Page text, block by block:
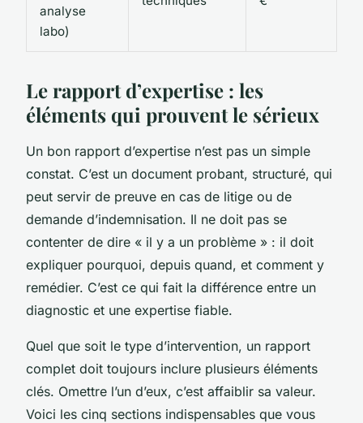
analyse
labo)
Le rapport d’expertise : les
éléments qui prouvent le sérieux
Un bon rapport d’expertise n’est pas un simple
constat. C’est un document probant, structuré, qui
peut servir de preuve en cas de litige ou de
demande d’indemnisation. Il ne doit pas se
contenter de dire « il y a un problème » : il doit
expliquer pourquoi, depuis quand, et comment y
remédier. C’est ce qui fait la différence entre un
diagnostic et une expertise fiable.
Quel que soit le type d’intervention, un rapport
complet doit toujours inclure plusieurs éléments
clés. Omettre l’un d’eux, c’est affaiblir sa valeur.
Voici les cinq sections indispensables que vous